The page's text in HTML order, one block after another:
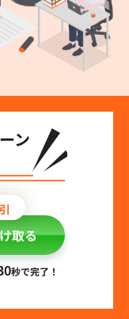
ン
取る
秒で完了！